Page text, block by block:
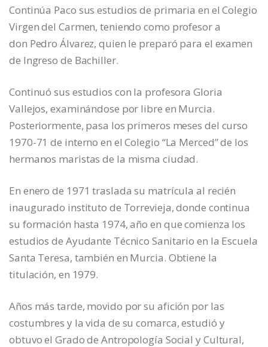
Continúa Paco sus estudios de primaria en el Colegio
Virgen del Carmen, teniendo como profesor a
don Pedro Álvarez, quien le preparó para el examen
de Ingreso de Bachiller.
Continuó sus estudios con la profesora Gloria
Vallejos, examinándose por libre en Murcia.
Posteriormente, pasa los primeros meses del curso
1970-71 de interno en el Colegio “La Merced” de los
hermanos maristas de la misma ciudad.
En enero de 1971 traslada su matrícula al recién
inaugurado instituto de Torrevieja, donde continua
su formación hasta 1974, año en que comienza los
estudios de Ayudante Técnico Sanitario en la Escuela
Santa Teresa, también en Murcia. Obtiene la
titulación, en 1979.
Años más tarde, movido por su afición por las
costumbres y la vida de su comarca, estudió y
obtuvo el Grado de Antropología Social y Cultural,